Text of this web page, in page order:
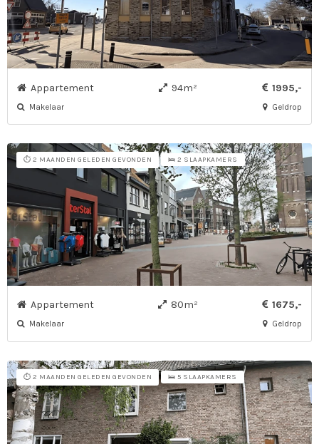
Appartement 94m² 1995,-
Makelaar Geldrop
⏱️ 2 MAANDEN GELEDEN GEVONDEN 🛌 2 SLAAPKAMERS
Appartement 80m² 1675,-
Makelaar Geldrop
⏱️ 2 MAANDEN GELEDEN GEVONDEN 🛌 5 SLAAPKAMERS